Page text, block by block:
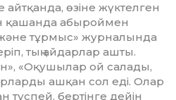
айтқанда, өзіне жүктелген
қа­шанда абыроймен
тұрмыс» журналында
тың айдарлар ашты.
«Оқушылар ой салады,
ашқан сол еді. Олар
түспей, бертінге дейін